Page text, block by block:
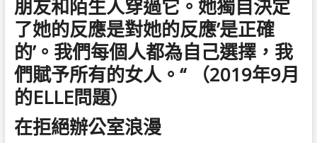
朋友和陌生人穿過它。她獨自決定
了她的反應是對她的反應’是正確
的’。我們每個人都為自己選擇，我
們賦予所有的女人。“ （2019年9月
的ELLE問題）
在拒絕辦公室浪漫